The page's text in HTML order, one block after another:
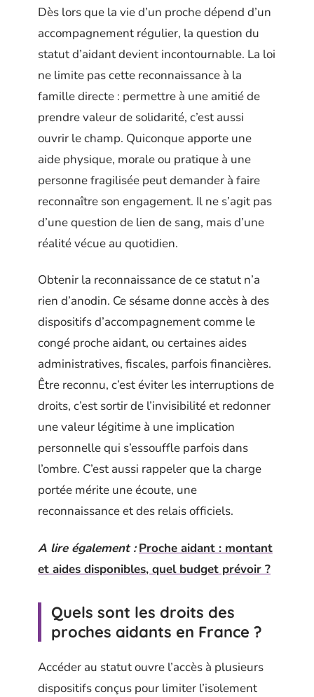
Dès lors que la vie d’un proche dépend d’un
accompagnement régulier, la question du
statut d’aidant devient incontournable. La loi
ne limite pas cette reconnaissance à la
famille directe : permettre à une amitié de
prendre valeur de solidarité, c’est aussi
ouvrir le champ. Quiconque apporte une
aide physique, morale ou pratique à une
personne fragilisée peut demander à faire
reconnaître son engagement. Il ne s’agit pas
d’une question de lien de sang, mais d’une
réalité vécue au quotidien.
Obtenir la reconnaissance de ce statut n’a
rien d’anodin. Ce sésame donne accès à des
dispositifs d’accompagnement comme le
congé proche aidant, ou certaines aides
administratives, fiscales, parfois financières.
Être reconnu, c’est éviter les interruptions de
droits, c’est sortir de l’invisibilité et redonner
une valeur légitime à une implication
personnelle qui s’essouffle parfois dans
l’ombre. C’est aussi rappeler que la charge
portée mérite une écoute, une
reconnaissance et des relais officiels.
A lire également : Proche aidant : montant
et aides disponibles, quel budget prévoir ?
Quels sont les droits des
proches aidants en France ?
Accéder au statut ouvre l’accès à plusieurs
dispositifs conçus pour limiter l’isolement